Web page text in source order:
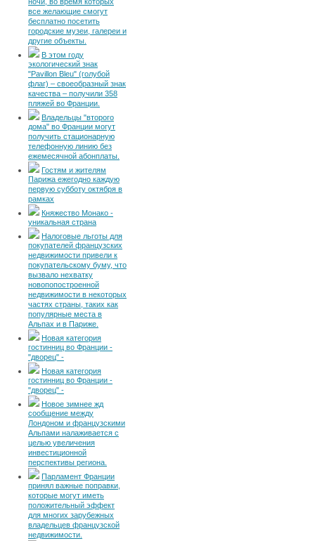
ночи, во время которых
все желающие смогут
бесплатно посетить
городские музеи, галереи и
другие объекты.
В этом году
экологический знак
"Pavillon Bleu" (голубой
флаг) – своеобразный знак
качества – получили 358
пляжей во Франции.
Владельцы "второго
дома" во Франции могут
получить стационарную
телефонную линию без
ежемесячной абонплаты.
Гостям и жителям
Парижа ежегодно каждую
первую субботу октября в
рамках
Княжество Монако -
уникальная страна
Налоговые льготы для
покупателей французских
недвижимости привели к
покупательскому буму, что
вызвало нехватку
новопопостроенной
недвижимости в некоторых
частях страны, таких как
популярные места в
Альпах и в Париже.
Новая категория
гостинниц во Франции -
"дворец" -
Новая категория
гостинниц во Франции -
"дворец" -
Новое зимнее жд
сообщение между
Лондоном и французскими
Альпами налаживается с
целью увеличения
инвестиционной
перспективы региона.
Парламент Франции
принял важные поправки,
которые могут иметь
положительный эффект
для многих зарубежных
владельцев французской
недвижимости.